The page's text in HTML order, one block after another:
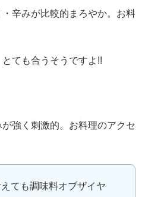
・辛みが比較的まろやか。お料
ても合うそうですよ!!
が強く刺激的。お料理のアクセ
ても調味料オブザイヤ